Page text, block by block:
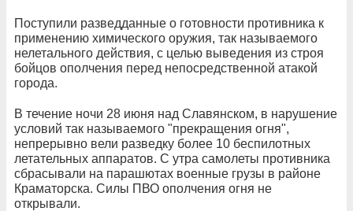
Поступили разведданные о готовности противника к
применению химического оружия, так называемого
нелетального действия, с целью выведения из строя
бойцов ополчения перед непосредственной атакой
города.
В течение ночи 28 июня над Славянском, в нарушение
условий так называемого "прекращения огня",
непрерывно вели разведку более 10 беспилотных
летательных аппаратов. С утра самолеты противника
сбрасывали на парашютах военные грузы в районе
Краматорска. Силы ПВО ополчения огня не
открывали.